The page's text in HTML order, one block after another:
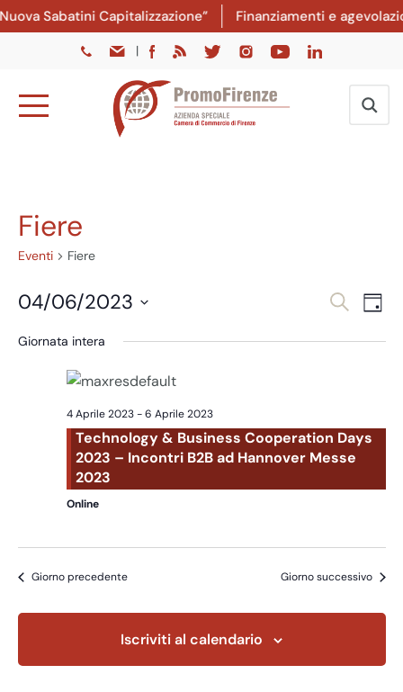
Sabatini Capitalizzazione” Finanziamenti e
|
Fiere
Eventi Fiere
Eventi
Cerca
04/06/2023
la
Giornata intera
4 Aprile 2023-6 Aprile 2023
Technology & Business Cooperation Days
2023 – Incontri B2B ad Hannover Messe
2023
Online
Giorno precedente Giorno successivo
Iscriviti al calendario